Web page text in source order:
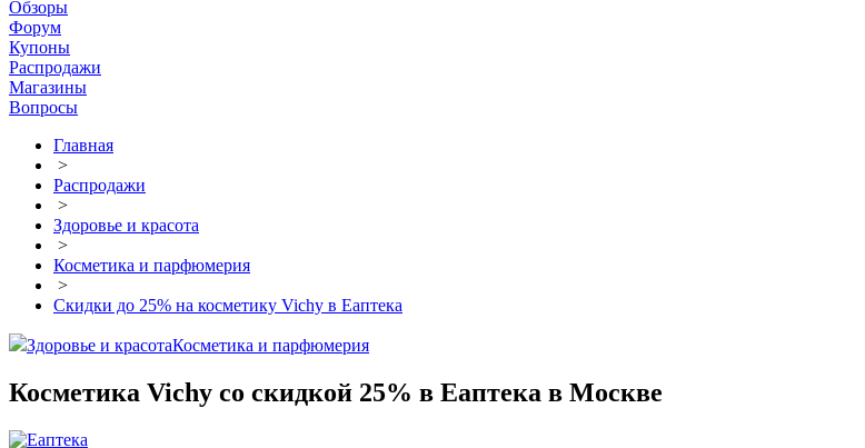
Обзоры
Форум
Купоны
Распродажи
Магазины
Вопросы
Главная
>
Распродажи
>
Здоровье и красота
>
Косметика и парфюмерия
>
Скидки до 25% на косметику Vichy в Еаптека
Здоровье и красотаКосметика и парфюмерия
Косметика Vichy со скидкой 25% в Еаптека в Москве